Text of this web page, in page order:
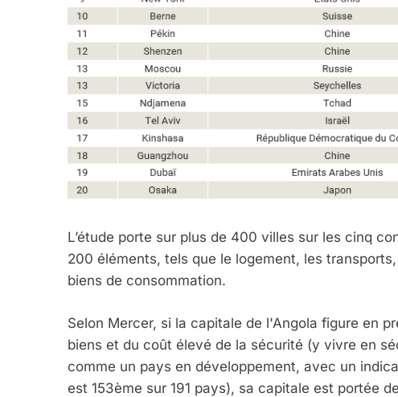
L’étude porte sur plus de 400 villes sur les cinq
200 éléments, tels que le logement, les
biens de consommation.
Selon Mercer, si la capitale de l'Angola figure en
biens et du coût élevé de la sécurité (y vivre en
comme un pays en développement, avec un
est 153ème sur 191 pays), sa capitale est portée